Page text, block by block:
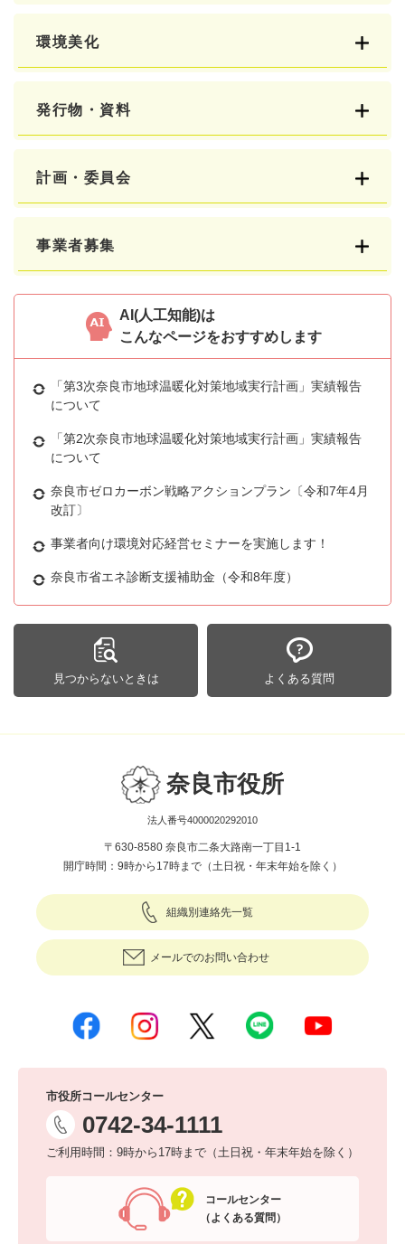
環境美化
発行物・資料
計画・委員会
事業者募集
AI(人工知能)は
こんなページをおすすめします
「第3次奈良市地球温暖化対策地域実行計画」実績報告
について
「第2次奈良市地球温暖化対策地域実行計画」実績報告
について
奈良市ゼロカーボン戦略アクションプラン〔令和7年4月
改訂〕
事業者向け環境対応経営セミナーを実施します！
奈良市省エネ診断支援補助金（令和8年度）
見つからないときは よくある質問
奈良市役所
法人番号4000020292010
〒630-8580 奈良市二条大路南一丁目1-1
開庁時間：9時から17時まで（土日祝・年末年始を除く）
組織別連絡先一覧
メールでのお問い合わせ
市役所コールセンター
0742-34-1111
ご利用時間：9時から17時まで（土日祝・年末年始を除く）
コールセンター
（よくある質問）